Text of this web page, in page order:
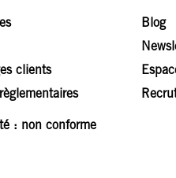
clients
: non conforme
Blog